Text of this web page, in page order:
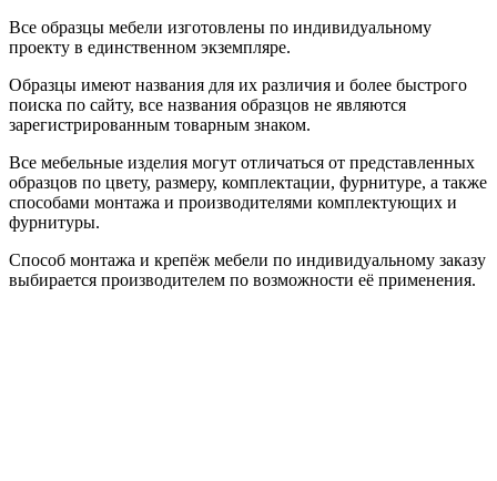
Все образцы мебели изготовлены по индивидуальному
проекту в единственном экземпляре.
Образцы имеют названия для их различия и более быстрого
поиска по сайту, все названия образцов не являются
зарегистрированным товарным знаком.
Все мебельные изделия могут отличаться от представленных
образцов по цвету, размеру, комплектации, фурнитуре, а также
способами монтажа и производителями комплектующих и
фурнитуры.
Способ монтажа и крепёж мебели по индивидуальному заказу
выбирается производителем по возможности её применения.